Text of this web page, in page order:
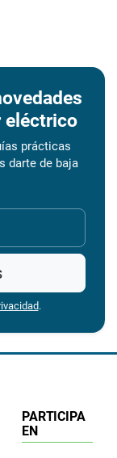
eléctrico
prácticas
darte de baja
.
PARTICIPA
EN